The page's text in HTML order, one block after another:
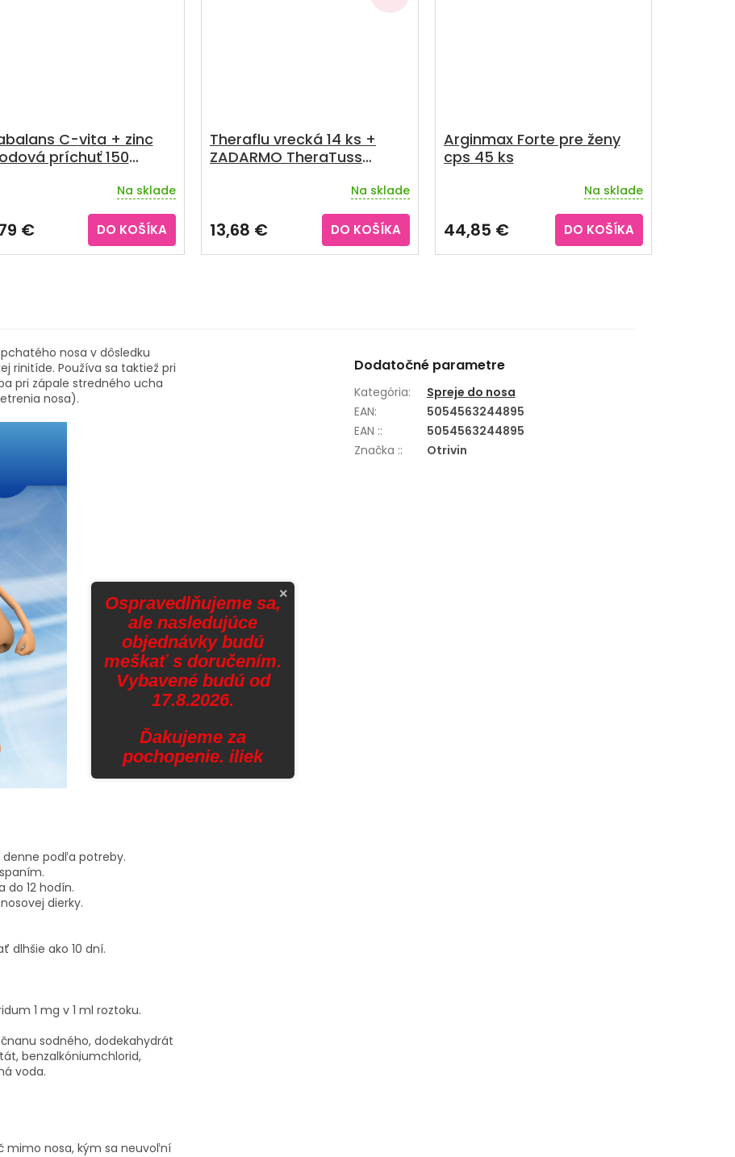
C-vita + zinc
príchuť 150
Na sklade
€ DO KOŠÍKA
Theraflu vrecká 14 ks +
ZADARMO TheraTuss
produktu
je
5,0
Na sklade
13,68 € DO KOŠÍKA
Arginmax Forte pre ženy
cps 45 ks
Na sklade
44,85 € DO KOŠÍKA
nosa v dôsledku
rinitíde. Používa sa taktiež pri
pri zápale stredného ucha
nosa).
denne podľa potreby.
do 12 hodín.
dierky.
dlhšie ako 10 dní.
1 mg v 1 ml roztoku.
sodného, dodekahydrát
benzalkóniumchlorid,
voda.
mimo nosa, kým sa neuvoľní
Dodatočné parametre
Kategória:
Spreje do nosa
EAN:
5054563244895
EAN ::
5054563244895
Značka :: Otrivin
×
Ospravedlňujeme sa,
ale nasledujúce
objednávky budú
meškať s doručením.
Vybavené budú od
17.8.2026.
Ďakujeme za
pochopenie. iliek